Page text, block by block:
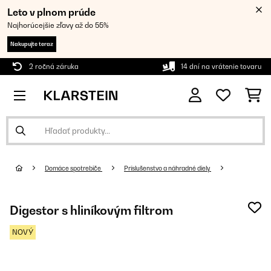
Leto v plnom prúde
Najhorúcejšie zľavy až do 55%
Nakupujte teraz
2 ročná záruka 14 dní na vrátenie tovaru
Domáce spotrebiče Príslušenstvo a náhradné diely
Digestor s hliníkovým filtrom
NOVÝ